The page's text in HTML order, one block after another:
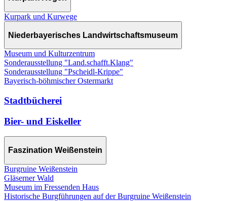
Kurpark und Kurwege
Niederbayerisches Landwirtschaftsmuseum
Museum und Kulturzentrum
Sonderausstellung "Land.schafft.Klang"
Sonderausstellung "Pscheidl-Krippe"
Bayerisch-böhmischer Ostermarkt
Stadtbücherei
Bier- und Eiskeller
Faszination Weißenstein
Burgruine Weißenstein
Gläserner Wald
Museum im Fressenden Haus
Historische Burgführungen auf der Burgruine Weißenstein